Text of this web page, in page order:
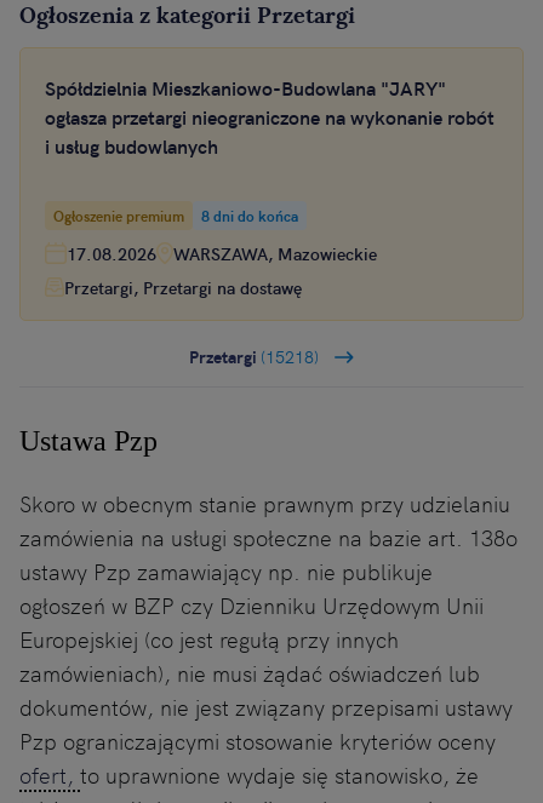
Ogłoszenia z kategorii Przetargi
Spółdzielnia Mieszkaniowo-Budowlana "JARY"
ogłasza przetargi nieograniczone na wykonanie robót
i usług budowlanych
Ogłoszenie premium 8 dni do końca
17.08.2026
WARSZAWA, Mazowieckie
Przetargi, Przetargi na dostawę
Przetargi (15218)
Ustawa Pzp
Skoro w obecnym stanie prawnym przy udzielaniu
zamówienia na usługi społeczne na bazie art. 138o
ustawy Pzp zamawiający np. nie publikuje
ogłoszeń w BZP czy Dzienniku Urzędowym Unii
Europejskiej (co jest regułą przy innych
zamówieniach), nie musi żądać oświadczeń lub
dokumentów, nie jest związany przepisami ustawy
Pzp ograniczającymi stosowanie kryteriów oceny
ofert, to uprawnione wydaje się stanowisko, że